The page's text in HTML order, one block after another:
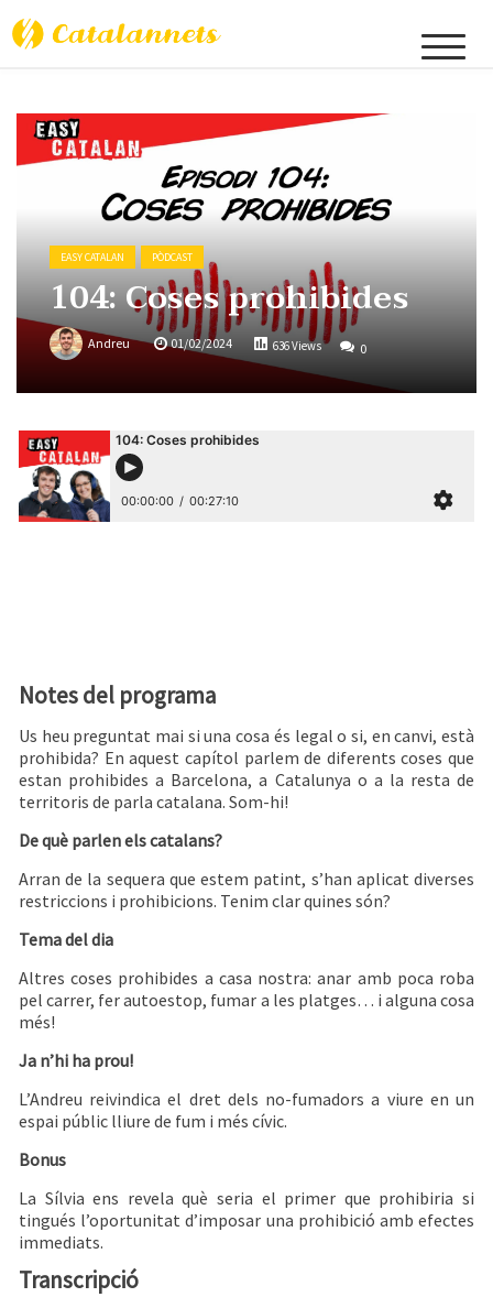
EASY CATALAN PÒDCAST
104: Coses prohibides
Andreu 01/02/2024 636 Views 0
Notes del programa
Us heu preguntat mai si una cosa és legal o si, en canvi, està
prohibida? En aquest capítol parlem de diferents coses que
estan prohibides a Barcelona, a Catalunya o a la resta de
territoris de parla catalana. Som-hi!
De què parlen els catalans?
Arran de la sequera que estem patint, s’han aplicat diverses
restriccions i prohibicions. Tenim clar quines són?
Tema del dia
Altres coses prohibides a casa nostra: anar amb poca roba
pel carrer, fer autoestop, fumar a les platges… i alguna cosa
més!
Ja n’hi ha prou!
L’Andreu reivindica el dret dels no-fumadors a viure en un
espai públic lliure de fum i més cívic.
Bonus
La Sílvia ens revela què seria el primer que prohibiria si
tingués l’oportunitat d’imposar una prohibició amb efectes
immediats.
Transcripció